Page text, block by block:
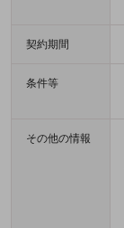
契約期間
条件等
その他の情報